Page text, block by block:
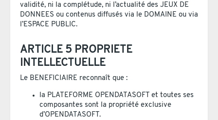
validité, ni la complétude, ni l’actualité des JEUX DE
DONNEES ou contenus diffusés via le DOMAINE ou via
l’ESPACE PUBLIC.
ARTICLE 5 PROPRIETE
INTELLECTUELLE
Le BENEFICIAIRE reconnaît que :
la PLATEFORME OPENDATASOFT et toutes ses
composantes sont la propriété exclusive
d’OPENDATASOFT.